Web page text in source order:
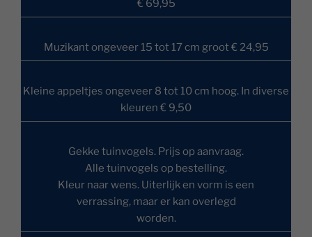
€ 69,95
Muzikant ongeveer 15 tot 17 cm groot € 24,95
Kleine appeltjes ongeveer 8 tot 10 cm hoog. In diverse
kleuren € 9,50
Gekke tuinvogels. Prijs op aanvraag.
Alle tuinvogels op bestelling.
Kleur naar wens. Uiterlijk en vorm is een
verrassing, maar er kan overlegd
worden.